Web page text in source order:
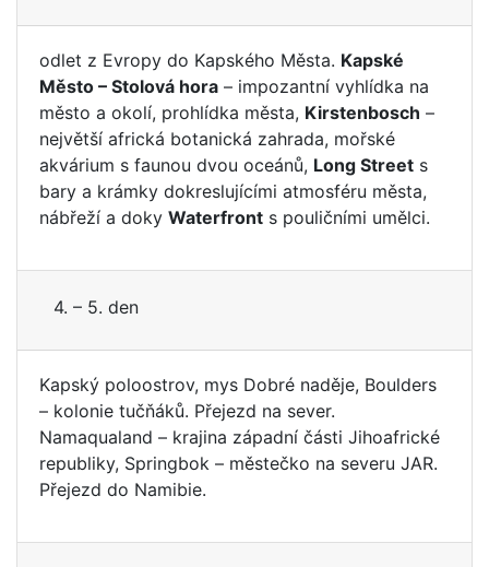
odlet z Evropy do Kapského Města. Kapské
Město – Stolová hora – impozantní vyhlídka na
město a okolí, prohlídka města, Kirstenbosch –
největší africká botanická zahrada, mořské
akvárium s faunou dvou oceánů, Long Street s
bary a krámky dokreslujícími atmosféru města,
nábřeží a doky Waterfront s pouličními umělci.
4. – 5. den
Kapský poloostrov, mys Dobré naděje, Boulders
– kolonie tučňáků. Přejezd na sever.
Namaqualand – krajina západní části Jihoafrické
republiky, Springbok – městečko na severu JAR.
Přejezd do Namibie.